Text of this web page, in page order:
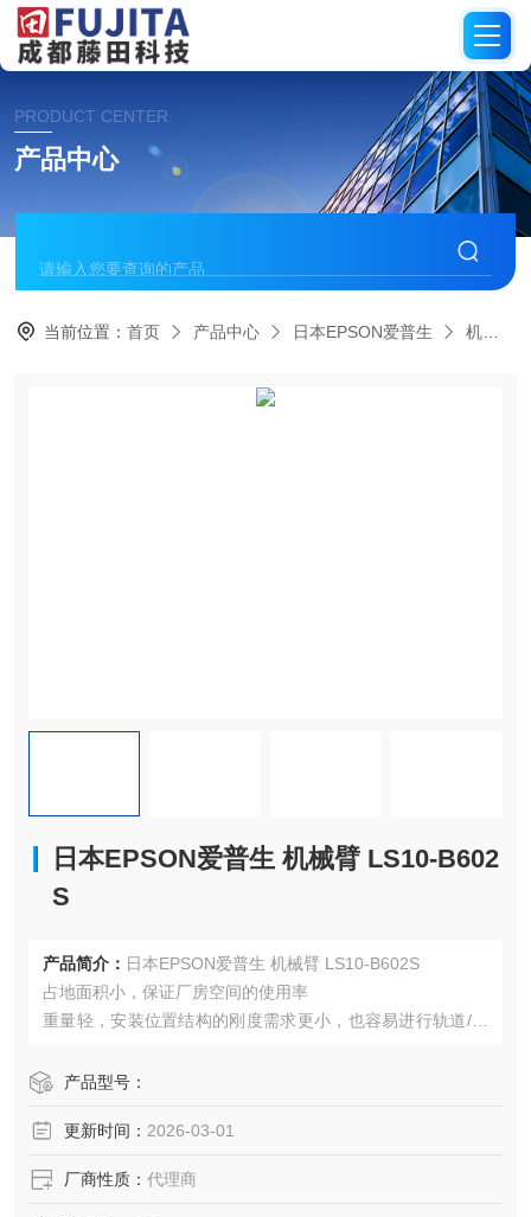
PRODUCT CENTER
产品中心
当前位置：首页 产品中心 日本EPSON爱普生 机械臂
日本EPSON爱普生 机械臂 LS10-B602
S
产品简介：
日本EPSON爱普生 机械臂 LS10-B602S
占地面积小，保证厂房空间的使用率
重量轻，安装位置结构的刚度需求更小，也容易进行轨道/滑
紧凑的手腕提供的第五关节移动性
宽广的第一关节（177;240 度）工作范围
产品型号：
更新时间： 2026-03-01
厂商性质： 代理商